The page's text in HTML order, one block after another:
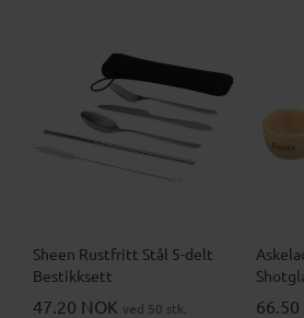
Sheen Rustfritt Stål 5-delt
Bestikksett
47.20 NOK ved 50 stk. 66.50